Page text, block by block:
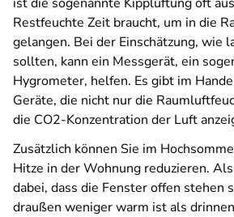
Restfeuchte Zeit braucht, um in die
gelangen. Bei der Einschätzung, wie
sollten, kann ein Messgerät, ein
Hygrometer, helfen. Es gibt im
Geräte, die nicht nur die
die CO2-Konzentration der Luft
Zusätzlich können Sie im
Hitze in der Wohnung reduzieren.
dabei, dass die Fenster offen stehen
draußen weniger warm ist als